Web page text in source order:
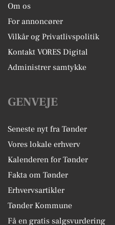
Om os
For annoncører
Vilkår og Privatlivspolitik
Kontakt VORES Digital
Administrer samtykke
GENVEJE
Seneste nyt fra Tønder
Vores lokale erhverv
Kalenderen for Tønder
Fakta om Tønder
Erhvervsartikler
Tønder Kommune
Få en gratis salgsvurdering